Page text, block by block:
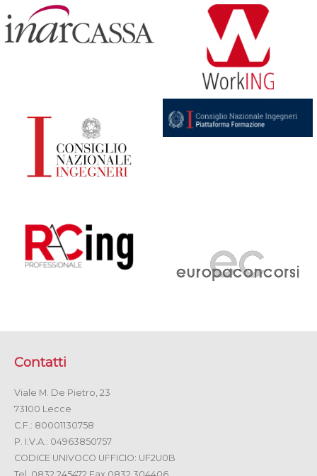
Contatti
Viale M. De Pietro, 23
73100 Lecce
C.F.: 80001130758
P. I.V.A.: 04963850757
CODICE UNIVOCO UFFICIO: UF2U0B